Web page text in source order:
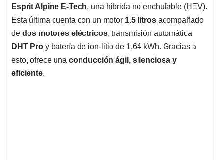
Esprit Alpine E-Tech, una híbrida no enchufable (HEV).
Esta última cuenta con un motor 1.5 litros acompañado
de dos motores eléctricos, transmisión automática
DHT Pro y batería de ion-litio de 1,64 kWh. Gracias a
esto, ofrece una conducción ágil, silenciosa y
eficiente.